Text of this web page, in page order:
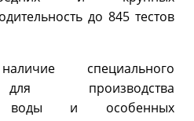
до 845 тестов
специального
производства
воды и особенных